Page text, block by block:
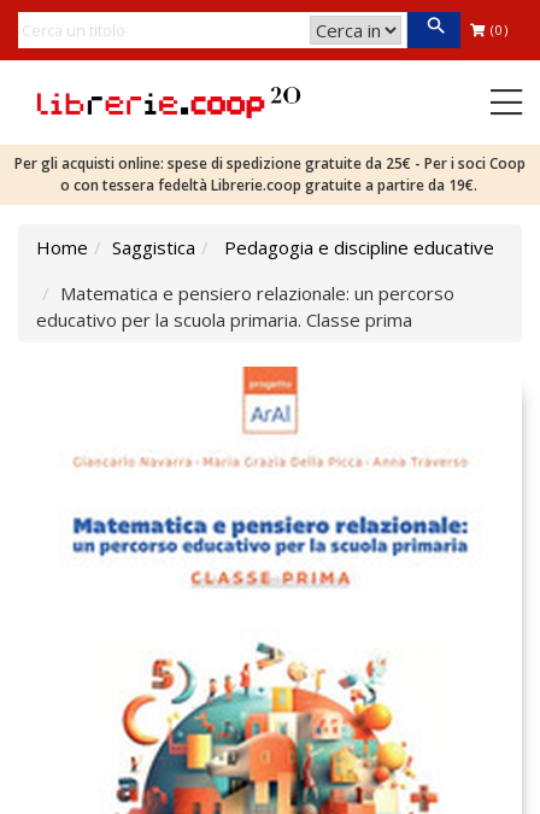
(0)
Per gli acquisti online: spese di spedizione gratuite da 25€ - Per i soci Coop
o con tessera fedeltà Librerie.coop gratuite a partire da 19€.
Home Saggistica
Pedagogia e discipline educative
Matematica e pensiero relazionale: un percorso
educativo per la scuola primaria. Classe prima